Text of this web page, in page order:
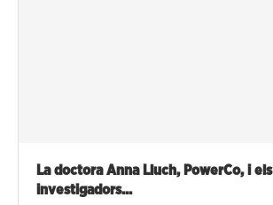
La doctora Anna Lluch, PowerCo, i els
investigadors...